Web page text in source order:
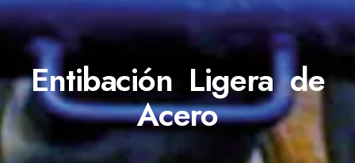
Entibación Ligera de
Acero